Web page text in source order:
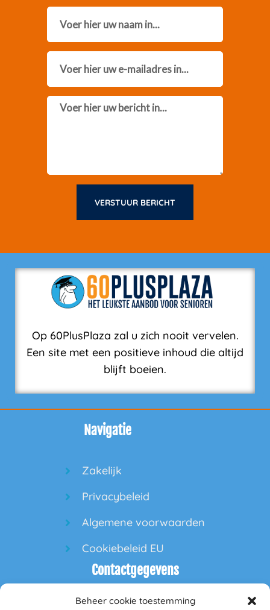
Beheer cookie toestemming
Message
VERSTUUR BERICHT
Op 60PlusPlaza zal u zich nooit vervelen.
Een site met een positieve inhoud die altijd
blijft boeien.
Navigatie
Zakelijk
Privacybeleid
Algemene voorwaarden
Cookiebeleid EU
Contactgegevens